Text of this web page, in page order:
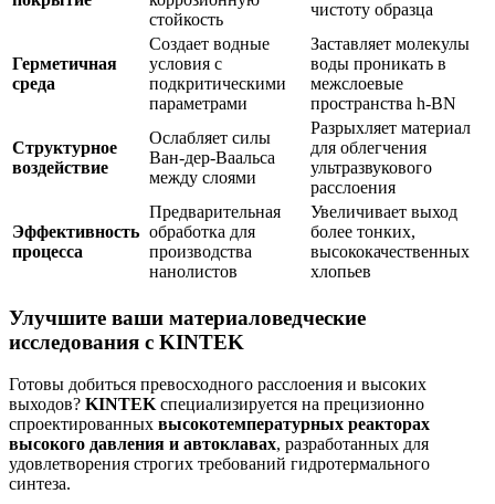
стойкость
чистоту образца
Герметичная
среда
Создает водные
условия с
подкритическими
параметрами
Заставляет молекулы
воды проникать в
межслоевые
пространства h-BN
Структурное
воздействие
Ослабляет силы
Ван-дер-Ваальса
между слоями
Разрыхляет материал
для облегчения
ультразвукового
расслоения
Эффективность
процесса
Предварительная
обработка для
производства
нанолистов
Увеличивает выход
более тонких,
высококачественных
хлопьев
Улучшите ваши материаловедческие
исследования с KINTEK
Готовы добиться превосходного расслоения и высоких
выходов? KINTEKспециализируется на прецизионно
спроектированных высокотемпературных реакторах
высокого давления и автоклавах, разработанных для
удовлетворения строгих требований гидротермального
синтеза.